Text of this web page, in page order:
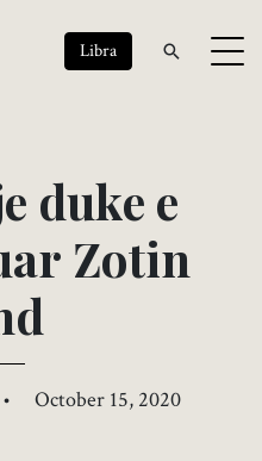
Libra
e duke e
ar Zotin
d
• October 15, 2020